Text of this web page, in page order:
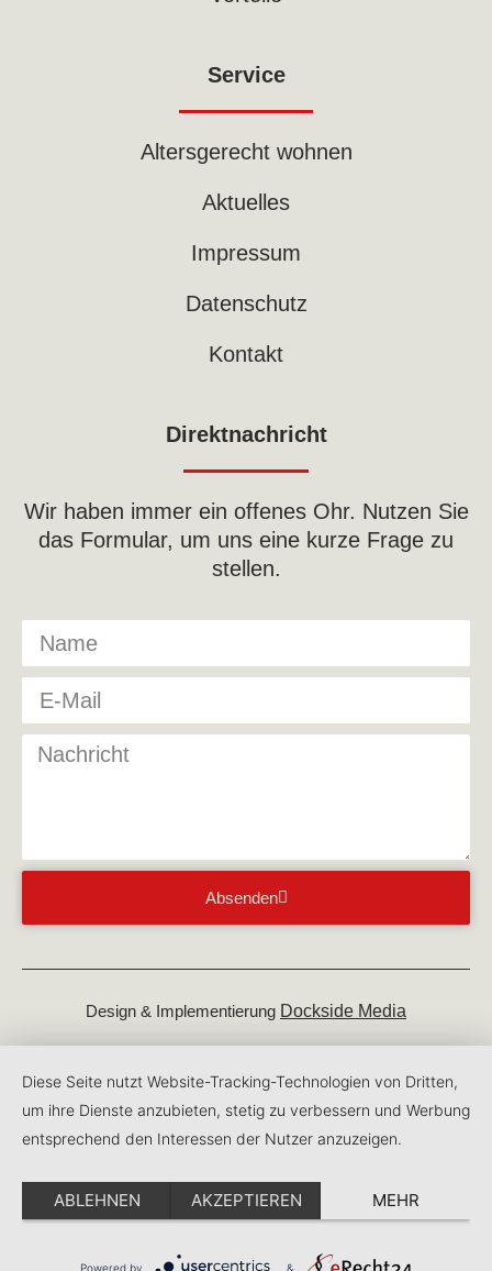
Service
Altersgerecht wohnen
Aktuelles
Impressum
Datenschutz
Kontakt
Direktnachricht
Wir haben immer ein offenes Ohr. Nutzen Sie
das Formular, um uns eine kurze Frage zu
stellen.
Absenden
Design & Implementierung Dockside Media
Diese Seite nutzt Website-Tracking-Technologien von Dritten,
um ihre Dienste anzubieten, stetig zu verbessern und Werbung
entsprechend den Interessen der Nutzer anzuzeigen.
ABLEHNEN AKZEPTIEREN MEHR
Powered by &